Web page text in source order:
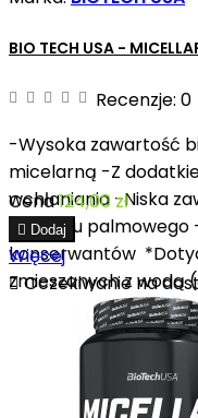
BIO TECH USA -
Recenzje: 0
-Wysoka zawartość
micelarną -Z
wchłaniania -Niska
Bez oleju
konserwantów
zmieszanych z wodą
Cena124,00 zł
 Dodaj
Więcej
Oczekiwanie na